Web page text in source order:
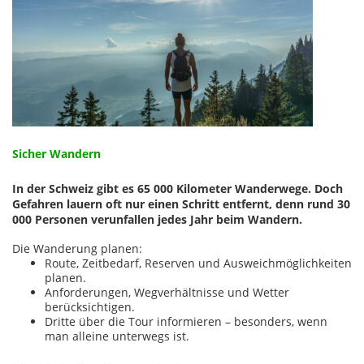
Sicher Wandern
In der Schweiz gibt es 65 000 Kilometer Wanderwege. Doch
Gefahren lauern oft nur einen Schritt entfernt, denn rund 30
000 Personen verunfallen jedes Jahr beim Wandern.
Die Wanderung planen:
Route, Zeitbedarf, Reserven und Ausweichmöglichkeiten
planen.
Anforderungen, Wegverhältnisse und Wetter
berücksichtigen.
Dritte über die Tour informieren – besonders, wenn
man alleine unterwegs ist.